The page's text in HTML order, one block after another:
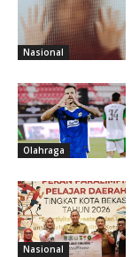
Nasional
Olahraga
Nasional